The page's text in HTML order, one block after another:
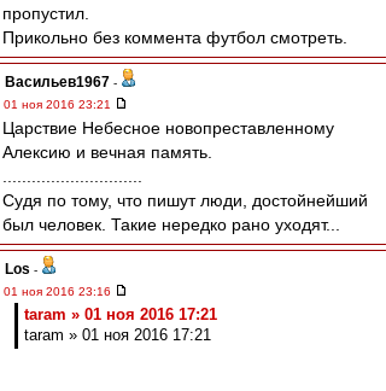
пропустил.
Прикольно без коммента футбол смотреть.
Васильев1967 -
01 ноя 2016 23:21
Царствие Небесное новопреставленному
Алексию и вечная память.
Судя по тому, что пишут люди, достойнейший
был человек. Такие нередко рано уходят...
Los -
01 ноя 2016 23:16
taram » 01 ноя 2016 17:21
taram » 01 ноя 2016 17:21